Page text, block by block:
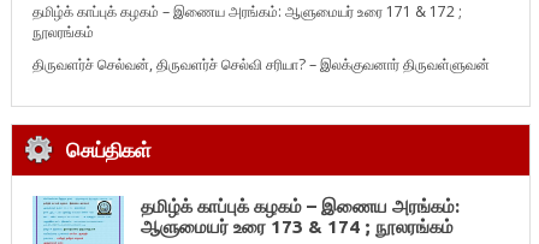
தமிழ்க் காப்புக் கழகம் – இணைய அரங்கம்: ஆளுமையர் உரை 171 & 172 ;
நூலரங்கம்
திருவளர்ச் செல்வன், திருவளர்ச் செல்வி சரியா? – இலக்குவனார் திருவள்ளுவன்
செய்திகள்
தமிழ்க் காப்புக் கழகம் – இணைய அரங்கம்:
ஆளுமையர் உரை 173 & 174 ; நூலரங்கம்